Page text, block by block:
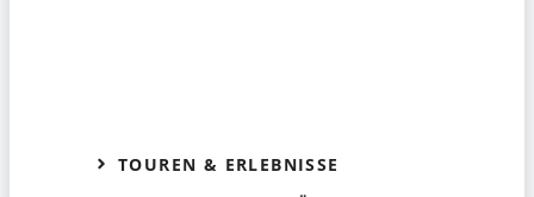
TOUREN & ERLEBNISSE